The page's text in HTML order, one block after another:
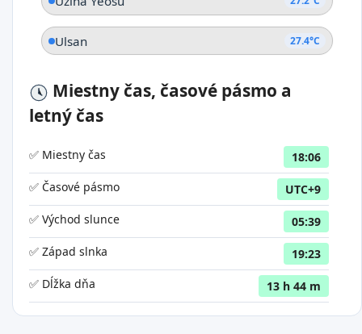
Ulsan 27.4°C
Miestny čas, časové pásmo a
letný čas
✅ Miestny čas
18:06
✅ Časové pásmo
UTC+9
✅ Východ slunce
05:39
✅ Západ slnka
19:23
✅ Dĺžka dňa
13 h 44 m